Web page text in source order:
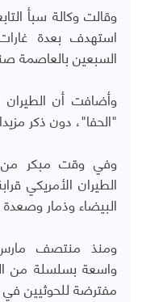
وقالت وكالة سبأ
استهدف بعدة
السبعين بالعاصمة
"الحفا"، دون ذكر
وفي وقت مبكر من
البيضاء وذمار
ومنذ منتصف
واسعة بسلسلة من
مفترضة للحوثيين